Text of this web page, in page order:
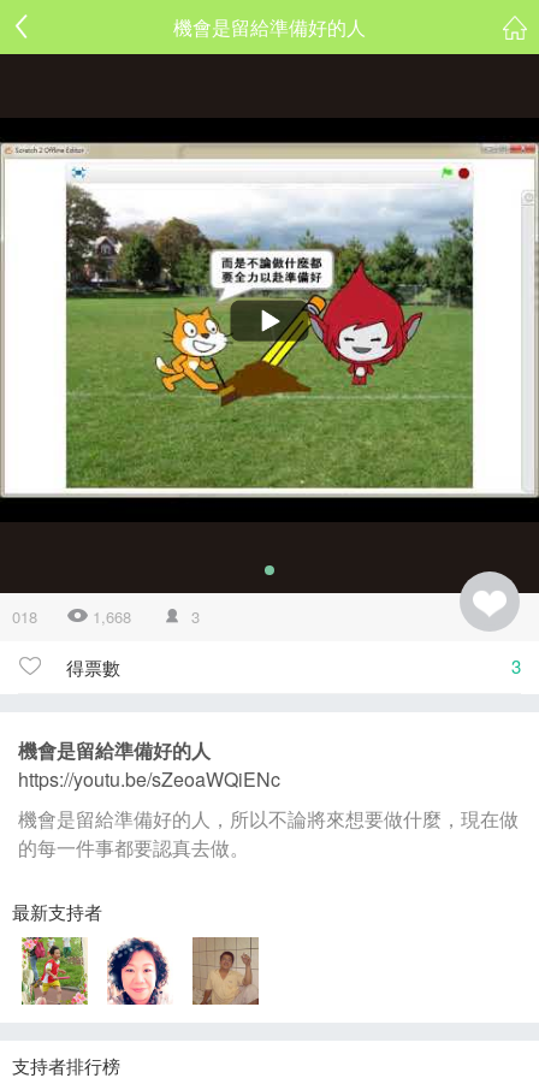
機會是留給準備好的人
018 1,668 3
得票數 3
機會是留給準備好的人
https://youtu.be/sZeoaWQiENc
機會是留給準備好的人，所以不論將來想要做什麼，現在做
的每一件事都要認真去做。
最新支持者
支持者排行榜